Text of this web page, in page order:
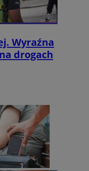
Wyraźna
drogach